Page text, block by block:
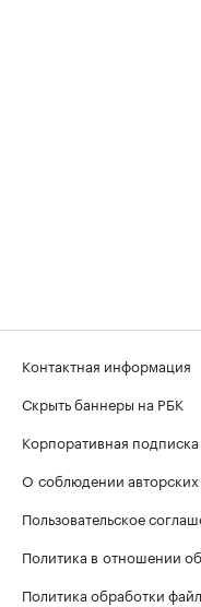
Контактная информация
Скрыть баннеры на РБК
Корпоративная подписка
О соблюдении авторских
Пользовательское
Политика в отношении
Политика обработки